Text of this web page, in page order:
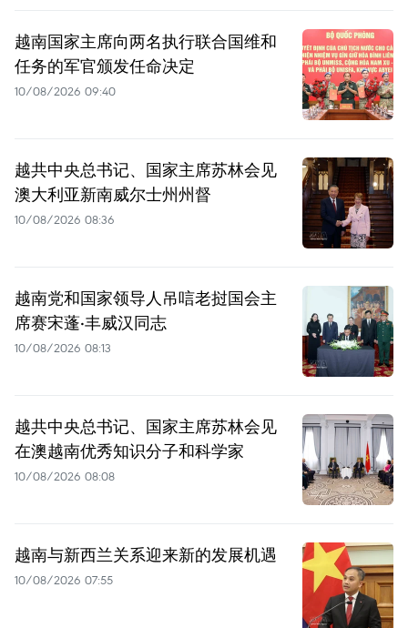
越南国家主席向两名执行联合国维和
任务的军官颁发任命决定
10/08/2026 09:40
越共中央总书记、国家主席苏林会见
澳大利亚新南威尔士州州督
10/08/2026 08:36
越南党和国家领导人吊唁老挝国会主
席赛宋蓬·丰威汉同志
10/08/2026 08:13
越共中央总书记、国家主席苏林会见
在澳越南优秀知识分子和科学家
10/08/2026 08:08
越南与新西兰关系迎来新的发展机遇
10/08/2026 07:55